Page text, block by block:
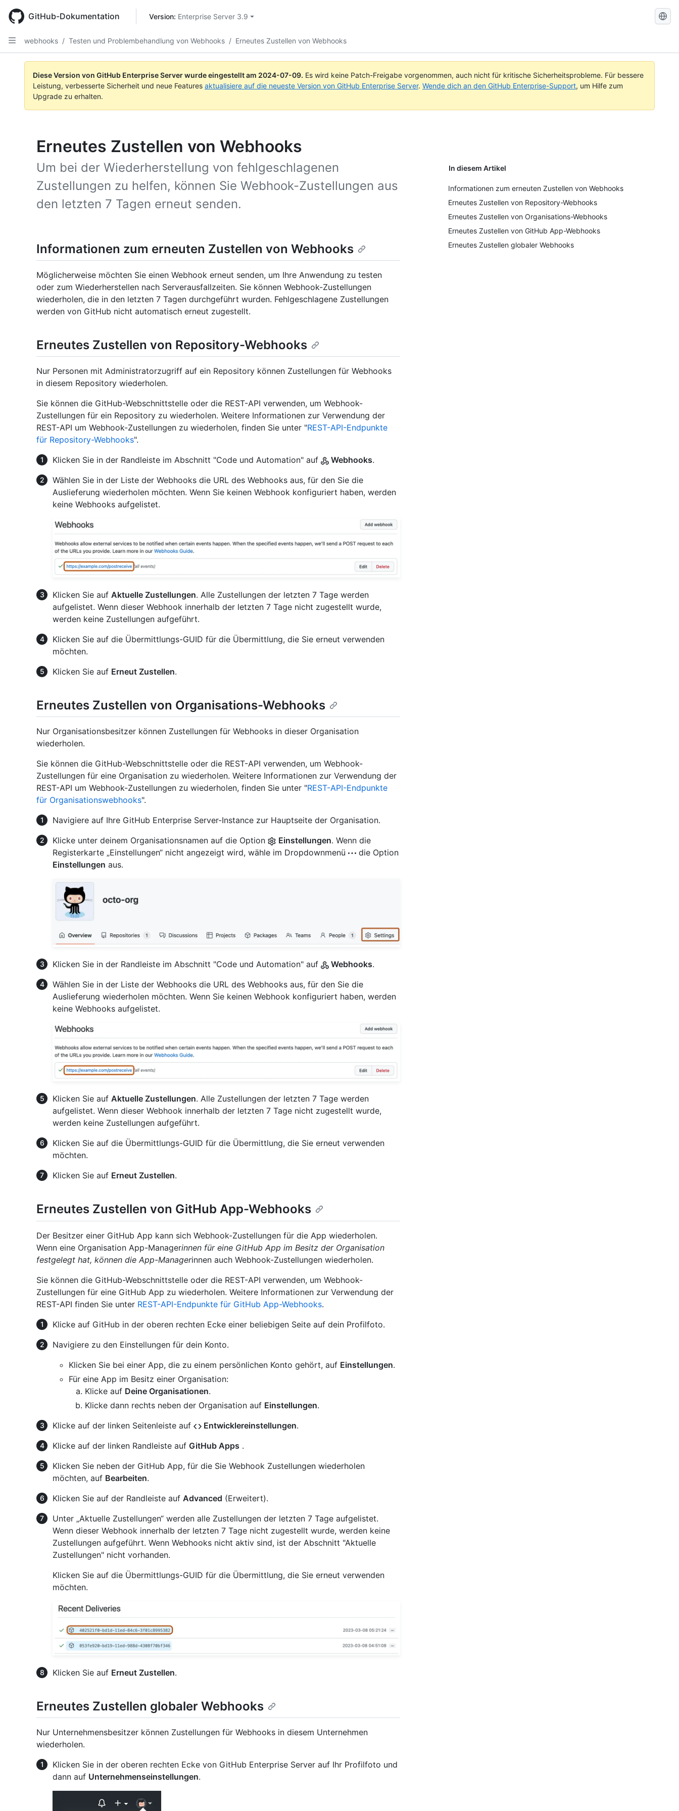
main
content
GitHub-Dokumentation Version: Enterprise Server 3.9
GitHub-
webhooks / Testen und Problembehandlung von Webhooks / Erneutes Zustellen von Webhooks
Diese Version von GitHub Enterprise Server wurde eingestellt am 2024-07-09. Es wird keine Patch-Freigabe vorgenommen, auch nicht für kritische Sicherheitsprobleme. Für bessere
Leistung, verbesserte Sicherheit und neue Features aktualisiere auf die neueste Version von GitHub Enterprise Server. Wende dich an den GitHub Enterprise-Support, um Hilfe zum
Upgrade zu erhalten.
Erneutes Zustellen von Webhooks
Um bei der Wiederherstellung von fehlgeschlagenen
Zustellungen zu helfen, können Sie Webhook-Zustellungen aus
den letzten 7 Tagen erneut senden.
In diesem Artikel
Informationen zum erneuten Zustellen von Webhooks
Erneutes Zustellen von Repository-Webhooks
Erneutes Zustellen von Organisations-Webhooks
Erneutes Zustellen von GitHub App-Webhooks
Erneutes Zustellen globaler Webhooks
Informationen zum erneuten Zustellen von Webhooks
Möglicherweise möchten Sie einen Webhook erneut senden, um Ihre Anwendung zu testen
oder zum Wiederherstellen nach Serverausfallzeiten. Sie können Webhook-Zustellungen
wiederholen, die in den letzten 7 Tagen durchgeführt wurden. Fehlgeschlagene Zustellungen
werden von GitHub nicht automatisch erneut zugestellt.
Erneutes Zustellen von Repository-Webhooks
Nur Personen mit Administratorzugriff auf ein Repository können Zustellungen für Webhooks
in diesem Repository wiederholen.
Sie können die GitHub-Webschnittstelle oder die REST-API verwenden, um Webhook-
Zustellungen für ein Repository zu wiederholen. Weitere Informationen zur Verwendung der
REST-API um Webhook-Zustellungen zu wiederholen, finden Sie unter "REST-API-Endpunkte
für Repository-Webhooks".
Klicken Sie in der Randleiste im Abschnitt "Code und Automation" auf
Webhooks.
Wählen Sie in der Liste der Webhooks die URL des Webhooks aus, für den Sie die
Auslieferung wiederholen möchten. Wenn Sie keinen Webhook konfiguriert haben, werden
keine Webhooks aufgelistet.
Klicken Sie auf Aktuelle Zustellungen. Alle Zustellungen der letzten 7 Tage werden
aufgelistet. Wenn dieser Webhook innerhalb der letzten 7 Tage nicht zugestellt wurde,
werden keine Zustellungen aufgeführt.
Klicken Sie auf die Übermittlungs-GUID für die Übermittlung, die Sie erneut verwenden
möchten.
Klicken Sie auf Erneut Zustellen.
Erneutes Zustellen von Organisations-Webhooks
Nur Organisationsbesitzer können Zustellungen für Webhooks in dieser Organisation
wiederholen.
Sie können die GitHub-Webschnittstelle oder die REST-API verwenden, um Webhook-
Zustellungen für eine Organisation zu wiederholen. Weitere Informationen zur Verwendung der
REST-API um Webhook-Zustellungen zu wiederholen, finden Sie unter "REST-API-Endpunkte
für Organisationswebhooks".
Navigiere auf Ihre GitHub Enterprise Server-Instance zur Hauptseite der Organisation.
Klicke unter deinem Organisationsnamen auf die Option
Einstellungen. Wenn die
Registerkarte „Einstellungen“ nicht angezeigt wird, wähle im Dropdownmenü
die Option
Einstellungen aus.
Klicken Sie in der Randleiste im Abschnitt "Code und Automation" auf Webhooks.
Wählen Sie in der Liste der Webhooks die URL des Webhooks aus, für den Sie die
Auslieferung wiederholen möchten. Wenn Sie keinen Webhook konfiguriert haben, werden
keine Webhooks aufgelistet.
Klicken Sie auf Aktuelle Zustellungen. Alle Zustellungen der letzten 7 Tage werden
aufgelistet. Wenn dieser Webhook innerhalb der letzten 7 Tage nicht zugestellt wurde,
werden keine Zustellungen aufgeführt.
Klicken Sie auf die Übermittlungs-GUID für die Übermittlung, die Sie erneut verwenden
möchten.
Klicken Sie auf Erneut Zustellen.
Erneutes Zustellen von GitHub App-Webhooks
Der Besitzer einer GitHub App kann sich Webhook-Zustellungen für die App wiederholen.
Wenn eine Organisation App-Managerinnen für eine GitHub App im Besitz der Organisation
festgelegt hat, können die App-Managerinnen auch Webhook-Zustellungen wiederholen.
Sie können die GitHub-Webschnittstelle oder die REST-API verwenden, um Webhook-
Zustellungen für eine GitHub App zu wiederholen. Weitere Informationen zur Verwendung der
REST-API finden Sie unter REST-API-Endpunkte für GitHub App-Webhooks.
Klicke auf GitHub in der oberen rechten Ecke einer beliebigen Seite auf dein Profilfoto.
Navigiere zu den Einstellungen für dein Konto.
Klicken Sie bei einer App, die zu einem persönlichen Konto gehört, auf Einstellungen.
Für eine App im Besitz einer Organisation:
Klicke auf Deine Organisationen.
Klicke dann rechts neben der Organisation auf Einstellungen.
Klicke auf der linken Seitenleiste auf
Entwicklereinstellungen.
Klicke auf der linken Randleiste auf GitHub Apps .
Klicken Sie neben der GitHub App, für die Sie Webhook Zustellungen wiederholen
möchten, auf Bearbeiten.
Klicken Sie auf der Randleiste auf Advanced (Erweitert).
Unter „Aktuelle Zustellungen“ werden alle Zustellungen der letzten 7 Tage aufgelistet.
Wenn dieser Webhook innerhalb der letzten 7 Tage nicht zugestellt wurde, werden keine
Zustellungen aufgeführt. Wenn Webhooks nicht aktiv sind, ist der Abschnitt "Aktuelle
Zustellungen" nicht vorhanden.
Klicken Sie auf die Übermittlungs-GUID für die Übermittlung, die Sie erneut verwenden
möchten.
Klicken Sie auf Erneut Zustellen.
Erneutes Zustellen globaler Webhooks
Nur Unternehmensbesitzer können Zustellungen für Webhooks in diesem Unternehmen
wiederholen.
Klicken Sie in der oberen rechten Ecke von GitHub Enterprise Server auf Ihr Profilfoto und
dann auf Unternehmenseinstellungen.